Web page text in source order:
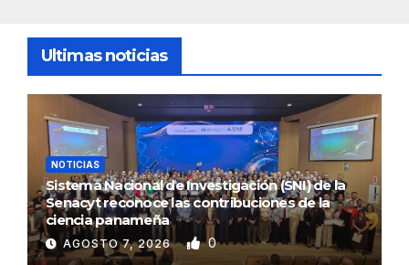
Ultimas noticias
NOTICIAS
Sistema Nacional de Investigación (SNI) de la
Senacyt reconoce las contribuciones de la
ciencia panameña
AGOSTO 7, 2026 0